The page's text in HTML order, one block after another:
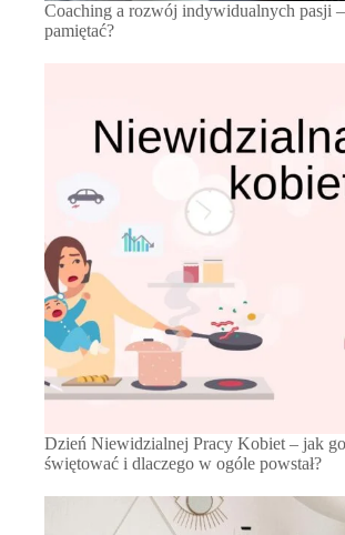
Coaching a rozwój indywidualnych pasji
pamiętać?
Dzień Niewidzialnej Pracy Kobiet – jak go
świętować i dlaczego w ogóle powstał?